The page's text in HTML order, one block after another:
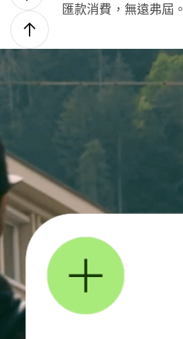
匯款消費，無遠弗屆。